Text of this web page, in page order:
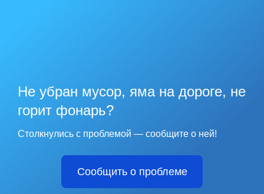
Не убран мусор, яма на дороге, не
горит фонарь?
Столкнулись с проблемой — сообщите о ней!
Сообщить о проблеме